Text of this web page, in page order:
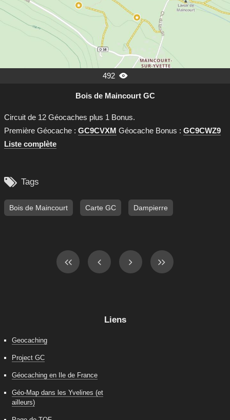
492 
Bois de Maincourt GC
Circuit de 12 Géocaches plus 1 Bonus.
Première Géocache : GC9CVXM Géocache Bonus : GC9CWZ9
Liste complète
 Tags
Bois de Maincourt Carte GC Dampierre
Liens
Geocaching
Project GC
Géocaching en Ile de France
Géo-Map dans les Yvelines (et
ailleurs)